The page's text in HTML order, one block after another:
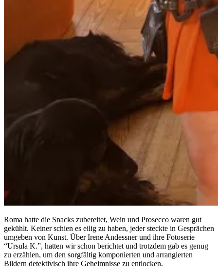
Roma hatte die Snacks zubereitet, Wein und Prosecco waren gut
gekühlt. Keiner schien es eilig zu haben, jeder steckte in Gesprächen
umgeben von Kunst. Über Irene Andessner und ihre Fotoserie
“Ursula K.”, hatten wir schon berichtet und trotzdem gab es genug
zu erzählen, um den sorgfältig komponierten und arrangierten
Bildern detektivisch ihre Geheimnisse zu entlocken.